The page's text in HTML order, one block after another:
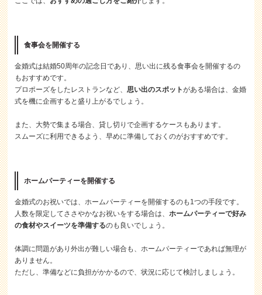
食事会を開催する
金婚式は結婚50周年の記念日であり、思い出に残る食事会を開催するの
もおすすめです。
プロポーズをしたレストランなど、思い出のスポットがある場合は、金婚
式を機に企画すると盛り上がるでしょう。
また、大勢で集まる場合、貸し切りで企画するケースもあります。
スムーズに利用できるよう、早めに準備しておくのがおすすめです。
ホームパーティーを開催する
金婚式のお祝いでは、ホームパーティーを開催するのも1つの手段です。
人数を限定してささやかなお祝いをする場合は、ホームパーティーで好み
の食材やスイーツを準備するのも良いでしょう。
体調に問題があり外出が難しい場合も、ホームパーティーであれば無理が
ありません。
ただし、準備などに負担がかかるので、状況に応じて検討しましょう。